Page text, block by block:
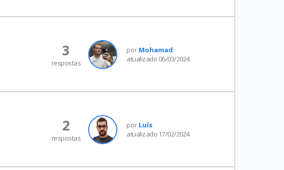
por Mohamad
atualizado 06/03/2024
3
respostas
por Luís
atualizado 17/02/2024
2
respostas